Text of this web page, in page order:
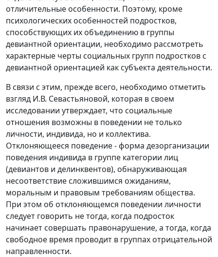
отличительные особенности. Поэтому, кроме
психологических особенностей подростков,
способствующих их объединению в группы
девиантной ориентации, необходимо рассмотреть
характерные черты социальных групп подростков с
девиантной ориентацией как субъекта деятельности.
В связи с этим, прежде всего, необходимо отметить
взгляд И.В. Севастьяновой, которая в своем
исследовании утверждает, что социальные
отношения возможны в поведении не только
личности, индивида, но и коллектива.
Отклоняющееся поведение - форма дезорганизации
поведения индивида в группе категории лиц
(девиантов и делинквентов), обнаруживающая
несоответствие сложившимся ожиданиям,
моральным и правовым требованиям общества.
При этом об отклоняющемся поведении личности
следует говорить не тогда, когда подросток
начинает совершать правонарушение, а тогда, когда
свободное время проводит в группах отрицательной
направленности.